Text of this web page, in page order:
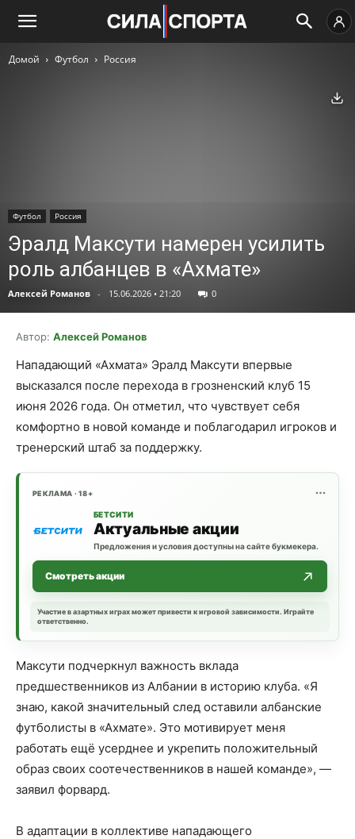
Домой Футбол Россия
Футбол Россия
Эралд Максути намерен усилить
роль албанцев в «Ахмате»
Алексей Романов - 15.06.2026 • 21:20 0
Автор: Алексей Романов
Нападающий «Ахмата» Эралд Максути впервые
высказался после перехода в грозненский клуб 15
июня 2026 года. Он отметил, что чувствует себя
комфортно в новой команде и поблагодарил игроков и
тренерский штаб за поддержку.
РЕКЛАМА · 18+
БЕТСИТИ
Актуальные акции
Предложения и условия доступны на сайте букмекера.
Смотреть акции
Участие в азартных играх может привести к игровой зависимости. Играйте
ответственно.
Максути подчеркнул важность вклада
предшественников из Албании в историю клуба. «Я
знаю, какой значительный след оставили албанские
футболисты в «Ахмате». Это мотивирует меня
работать ещё усерднее и укрепить положительный
образ своих соотечественников в нашей команде», —
заявил форвард.
В адаптации в коллективе нападающего